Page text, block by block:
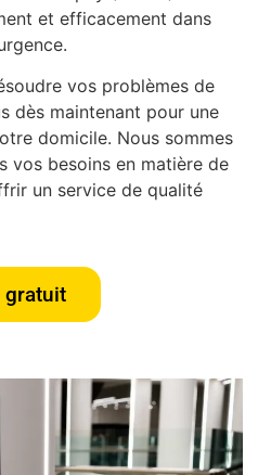
et efficacement dans
vos problèmes de
dès maintenant pour une
domicile. Nous sommes
vos besoins en matière de
un service de qualité
gratuit